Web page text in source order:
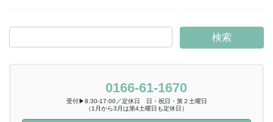
0166-61-1670
受付▶8:30-17:00／定休日 日・祝日・第２土曜日
（1月から3月は第4土曜日も定休日）